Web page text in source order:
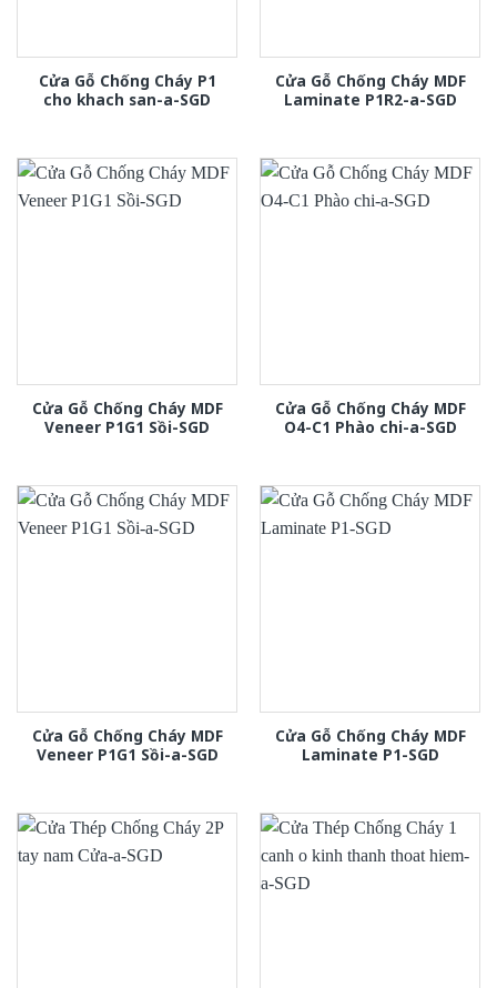
Cửa Gỗ Chống Cháy P1
cho khach san-a-SGD
Cửa Gỗ Chống Cháy MDF
Laminate P1R2-a-SGD
Cửa Gỗ Chống Cháy MDF
Veneer P1G1 Sồi-SGD
Cửa Gỗ Chống Cháy MDF
O4-C1 Phào chi-a-SGD
Cửa Gỗ Chống Cháy MDF
Veneer P1G1 Sồi-a-SGD
Cửa Gỗ Chống Cháy MDF
Laminate P1-SGD